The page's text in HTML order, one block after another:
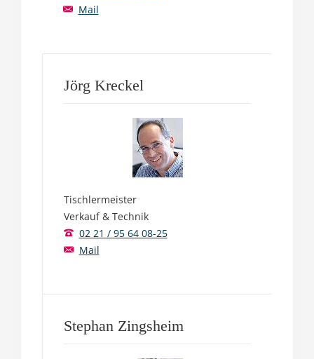
Mail
Jörg Kreckel
Tischlermeister
Verkauf & Technik
02 21 / 95 64 08-25
Mail
Stephan Zingsheim